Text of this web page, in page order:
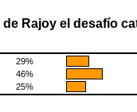
Rajoy el desafío
29%
46%
25%